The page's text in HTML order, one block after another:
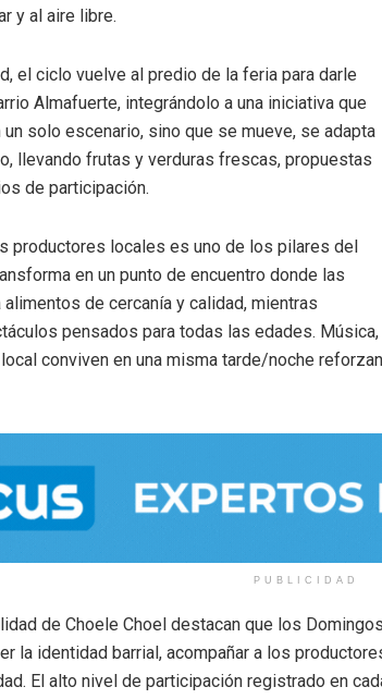
y al aire libre.
el ciclo vuelve al predio de la feria para darle
Almafuerte, integrándolo a una iniciativa que
solo escenario, sino que se mueve, se adapta
llevando frutas y verduras frescas, propuestas
de participación.
productores locales es uno de los pilares del
en un punto de encuentro donde las
de cercanía y calidad, mientras
pensados para todas las edades. Música,
conviven en una misma tarde/noche
PUBLICIDAD
de Choele Choel destacan que los
la identidad barrial, acompañar a los
El alto nivel de participación registrado en